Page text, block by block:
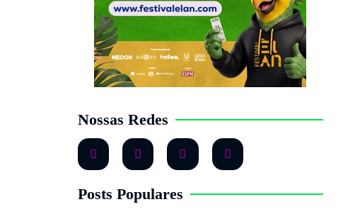
Nossas Redes
Posts Populares